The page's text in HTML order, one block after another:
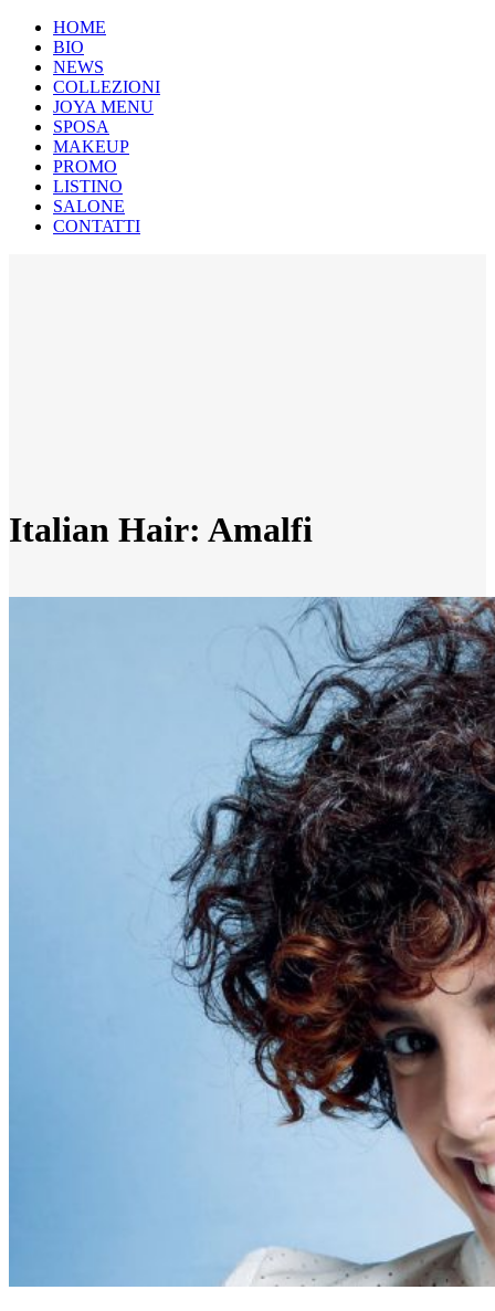
HOME
BIO
NEWS
COLLEZIONI
JOYA MENU
SPOSA
MAKEUP
PROMO
LISTINO
SALONE
CONTATTI
Italian Hair: Amalfi